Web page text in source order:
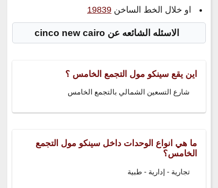
او خلال الخط الساخن 19839
الاسئله الشائعه عن cinco new cairo
اين يقع سينكو مول التجمع الخامس ؟
شارع التسعين الشمالي بالتجمع الخامس
ما هي انواع الوحدات داخل سينكو مول التجمع
الخامس؟
تجارية - إدارية - طبية